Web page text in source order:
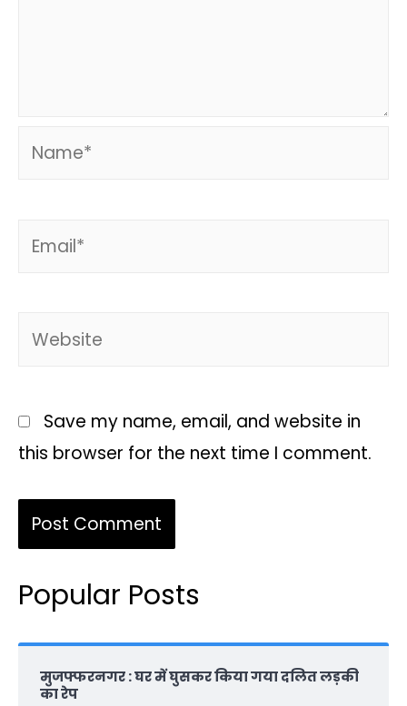
Save my name, email, and website in
this browser for the next time I comment.
Popular Posts
मुजफ्फरनगर : घर में घुसकर किया गया दलित लड़की
का रेप